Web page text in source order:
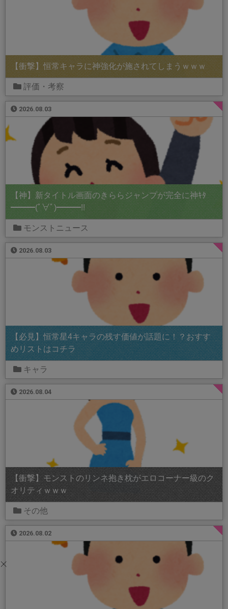
【衝撃】恒常キャラに神強化が施されてしまうｗｗｗ
評価・考察
2026.08.03
【神】新タイトル画面のきららジャンプが完全に神ｷﾀ
━━━(ﾟ∀ﾟ)━━━!!
モンストニュース
2026.08.03
【必見】恒常星4キャラの残す価値が話題に！？おすす
めリストはコチラ
キャラ
2026.08.04
【衝撃】モンストのリンネ抱き枕がエロコーナー級のク
オリティｗｗｗ
その他
2026.08.02